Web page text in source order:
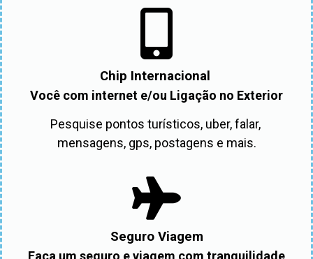
Chip Internacional
Você com internet e/ou Ligação no Exterior
Pesquise pontos turísticos, uber, falar,
mensagens, gps, postagens e mais.
Seguro Viagem
Faça um seguro e viagem com tranquilidade